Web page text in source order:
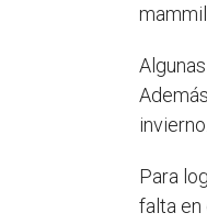
invierno.
Para
falta en